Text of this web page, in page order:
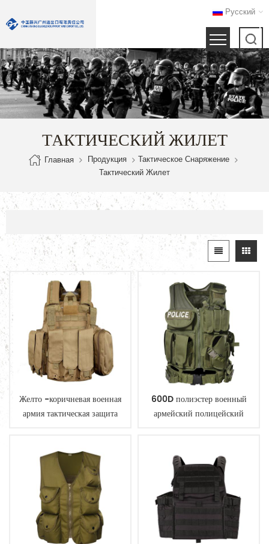
Русский
ТАКТИЧЕСКИЙ ЖИЛЕТ
Главная Продукция
Тактическое Снаряжение
Тактический Жилет
Желто -коричневая военная
армия тактическая защита
600D полиэстер военный
армейский полицейский